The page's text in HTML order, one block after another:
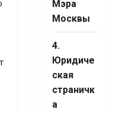
Мэра
Москвы
4.
Юридиче
ская
страничк
а